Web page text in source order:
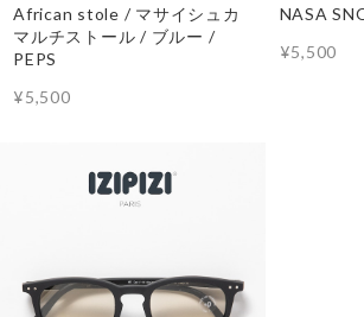
African stole / マサイシュカ
マルチストール / ブルー /
PEPS
¥5,500
NASA
¥5,500